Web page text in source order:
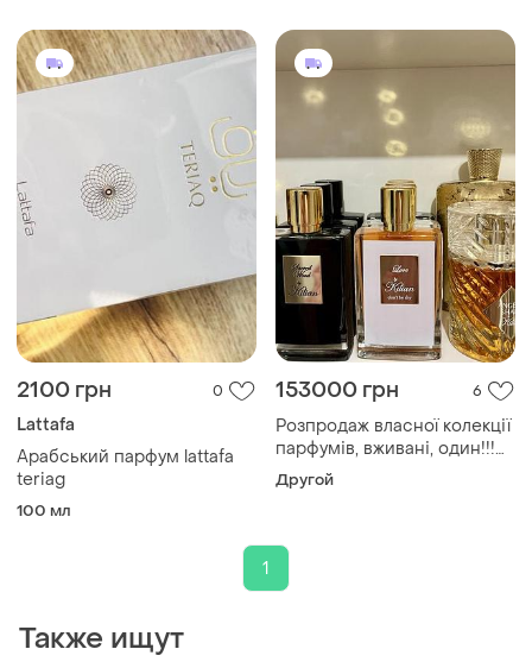
2100 грн 0
Lattafa
Арабський парфум lattafa
teriag
100 мл
153000 грн 6
Розпродаж власної колекції
парфумів, вживані, один!!!
великий лот
Другой
1
Также ищут